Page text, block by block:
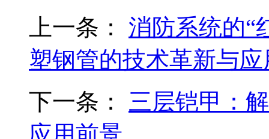
上一条： 消防系统的“
塑钢管的技术革新与
下一条： 三层铠甲：